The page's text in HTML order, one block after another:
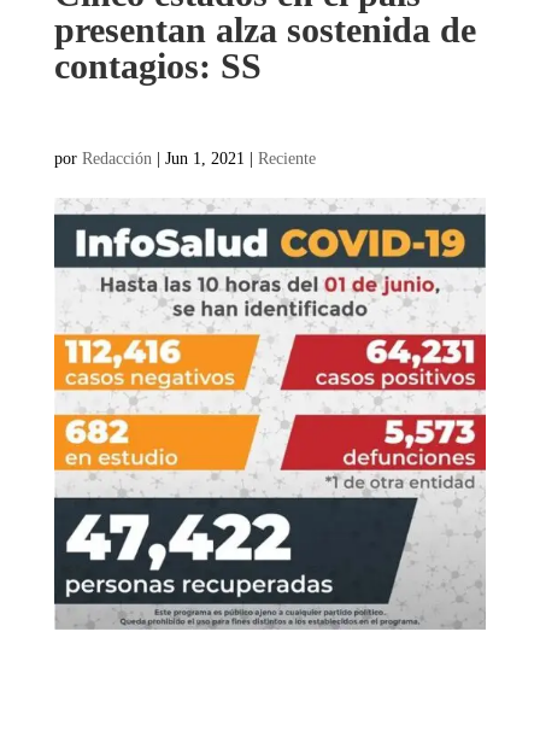
presentan alza sostenida de
contagios: SS
por Redacción | Jun 1, 2021 | Reciente